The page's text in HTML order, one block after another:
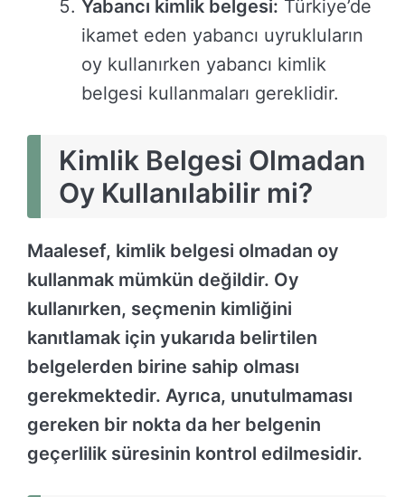
Yabancı kimlik belgesi: Türkiye’de
ikamet eden yabancı uyrukluların
oy kullanırken yabancı kimlik
belgesi kullanmaları gereklidir.
Kimlik Belgesi Olmadan
Oy Kullanılabilir mi?
Maalesef, kimlik belgesi olmadan oy
kullanmak mümkün değildir. Oy
kullanırken, seçmenin kimliğini
kanıtlamak için yukarıda belirtilen
belgelerden birine sahip olması
gerekmektedir. Ayrıca, unutulmaması
gereken bir nokta da her belgenin
geçerlilik süresinin kontrol edilmesidir.